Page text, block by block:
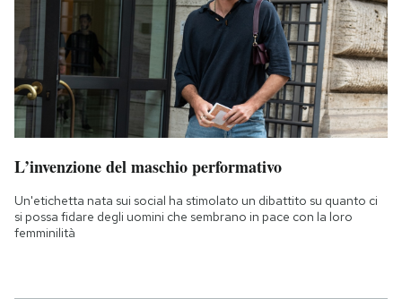
L’invenzione del maschio performativo
Un'etichetta nata sui social ha stimolato un dibattito su quanto ci
si possa fidare degli uomini che sembrano in pace con la loro
femminilità